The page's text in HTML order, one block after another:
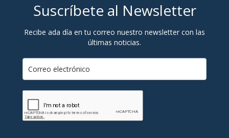
Suscríbete al Newsletter
Recibe ada día en tu correo nuestro newsletter con las
últimas noticias.